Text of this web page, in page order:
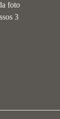
foto
3